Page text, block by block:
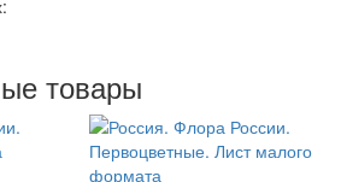
товары